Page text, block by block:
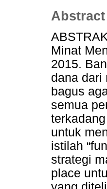
Abstract
Minat
2015.
dana dari
bagus
semua
untuk
istilah
strategi
place